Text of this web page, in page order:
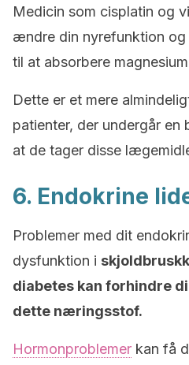
Medicin som cisplatin og
ændre din nyrefunktion
til at absorbere
Dette er et mere
patienter, der undergår
at de tager disse
6. Endokrine
Problemer med dit
dysfunktion i
diabetes kan forhindre
dette næringsstof.
Hormonproblemer kan få